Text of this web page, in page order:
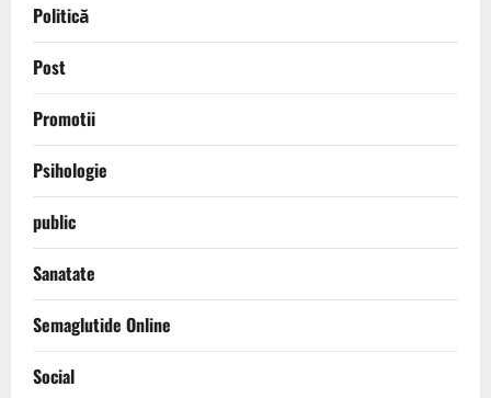
Politică
Post
Promotii
Psihologie
public
Sanatate
Semaglutide Online
Social